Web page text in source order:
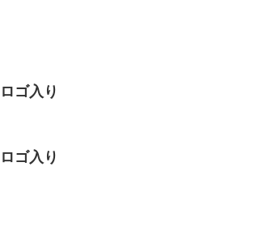
ゴ入り
ゴ入り